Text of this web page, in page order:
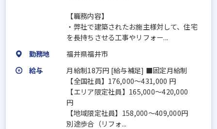
【職務内容】
・弊社で建築されたお施主様対して、住宅
を長持ちさせる工事やリフォー...
勤務地
福井県福井市
給与
月給制18万円 [給与補足] ■固定月給制
【全国社員】176,000～431,000 円
【エリア限定社員】165,000～420,000
円
【地域限定社員】158,000～409,000円
別途歩合（リフォ...